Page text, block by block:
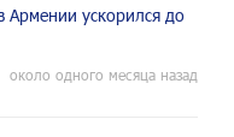
Армении ускорился до
около одного месяца назад